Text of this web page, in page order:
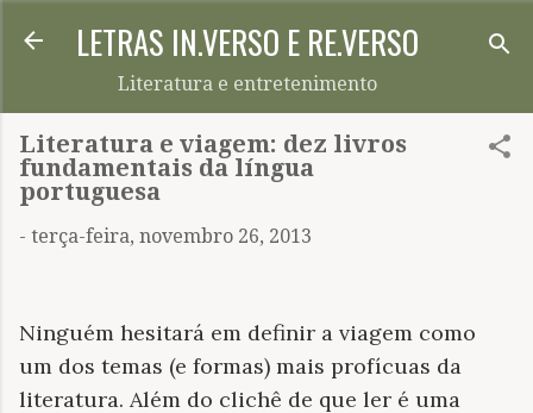
Pular para o conteúdo principal
LETRAS IN.VERSO E RE.VERSO
Literatura e entretenimento
Literatura e viagem: dez livros
fundamentais da língua
portuguesa
- terça-feira, novembro 26, 2013
Ninguém hesitará em definir a viagem como
um dos temas (e formas) mais profícuas da
literatura. Além do clichê de que ler é uma